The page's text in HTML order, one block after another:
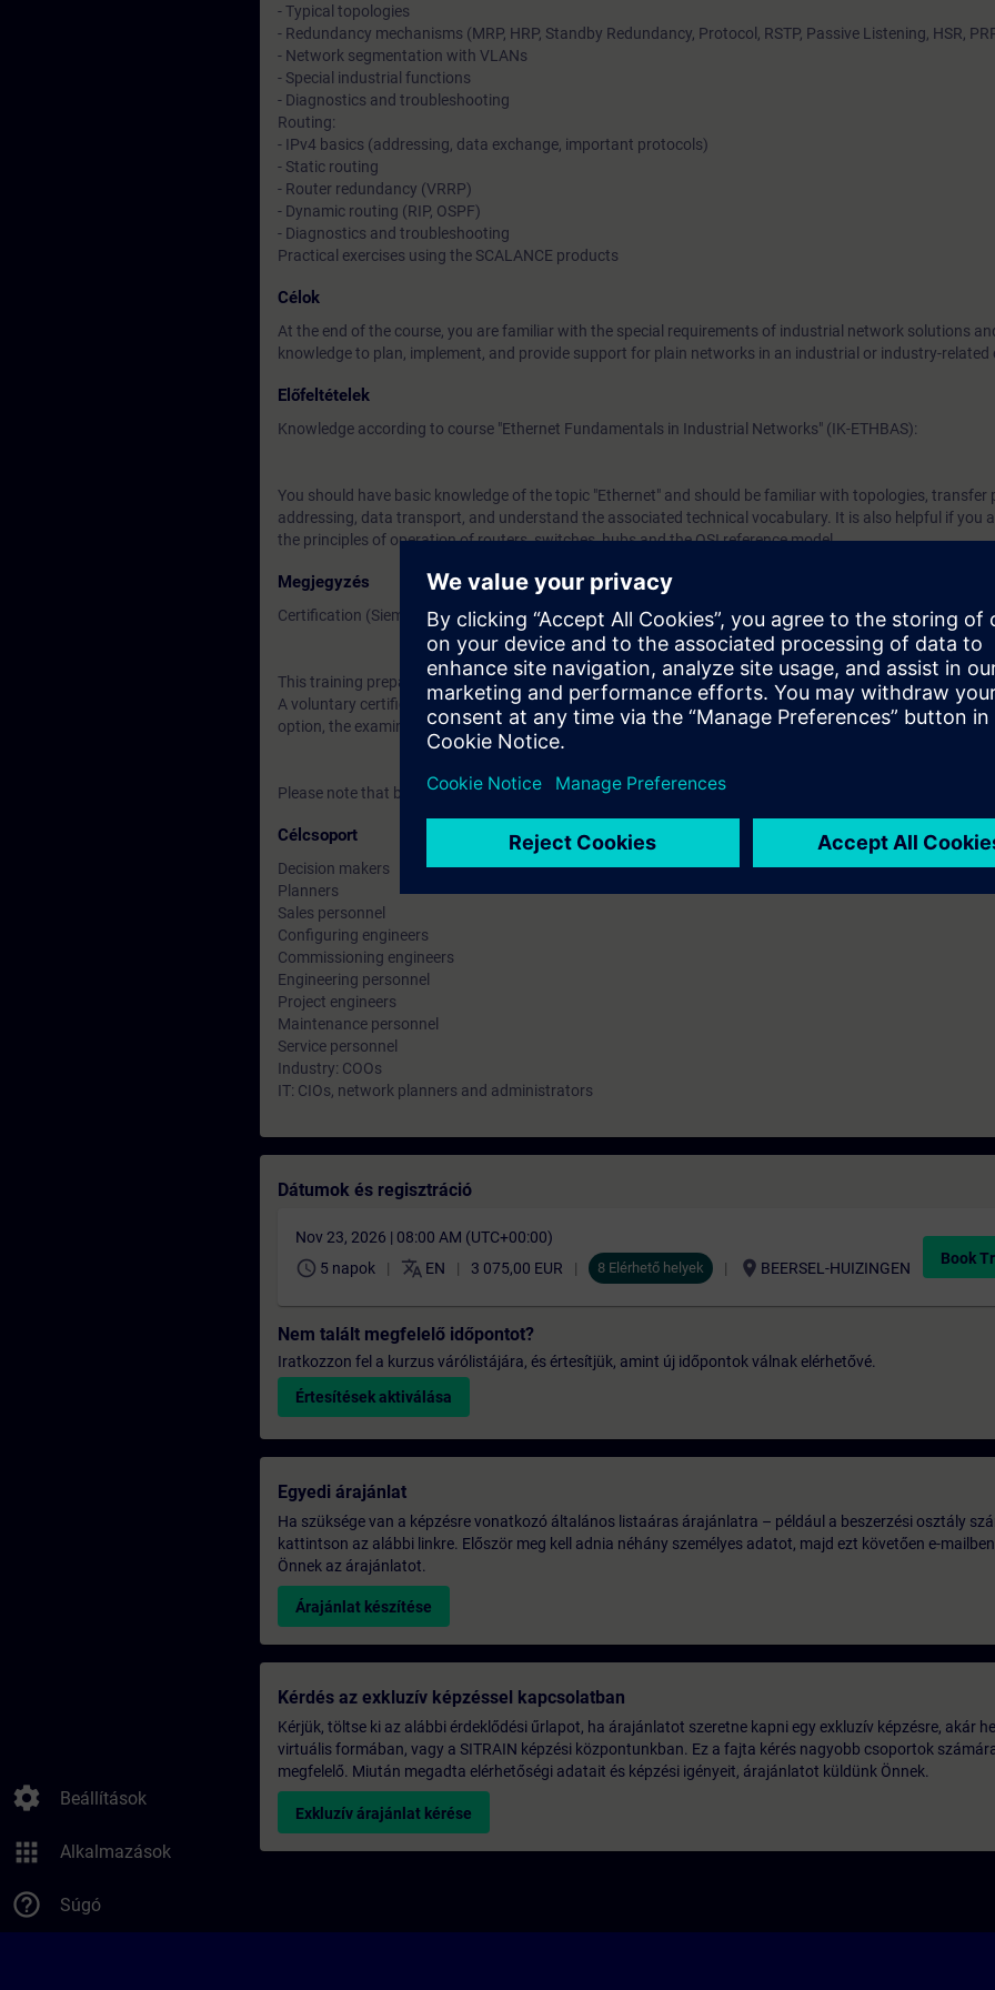
settings Beállítások
apps Alkalmazások
help_outline Súgó
their connection to company networks. You will become
special requirements of routing solutions in industry and the
exercises, diagnostics, and troubleshooting.
- Typical topologies
- Redundancy mechanisms (MRP, HRP, Standby Redundancy, Protocol, RSTP, Passive Listening, HSR,
- Network segmentation with VLANs
- Special industrial functions
- Diagnostics and troubleshooting
Routing:
- IPv4 basics (addressing, data exchange, important protocols)
- Static routing
- Router redundancy (VRRP)
- Dynamic routing (RIP, OSPF)
- Diagnostics and troubleshooting
Practical exercises using the SCALANCE products
Célok
At the end of the course, you are familiar with the special requirements of industrial network solutions
knowledge to plan, implement, and provide support for plain networks in an industrial or industry-related
Előfeltételek
Knowledge according to course "Ethernet Fundamentals in Industrial Networks" (IK-ETHBAS):
You should have basic knowledge of the topic "Ethernet" and should be familiar with topologies, transfer
addressing, data transport, and understand the associated technical vocabulary. It is also helpful if you
the principles of operation of routers, switches, hubs and the OSI reference model.
Megjegyzés
Certification (Siemens CPIN-LEVEL)
This training prepares for the certification "Siemens Certified Professional for Industrial Networks -
A voluntary certification examination which consists of two sections will take place at the end of the
option, the examination may be taken at a later time.
Please note that before the examination you have to identify yourself by showing a valid photo
Célcsoport
Decision makers
Planners
Sales personnel
Configuring engineers
Commissioning engineers
Engineering personnel
Project engineers
Maintenance personnel
Service personnel
Industry: COOs
IT: CIOs, network planners and administrators
Dátumok és regisztráció
Nov 23, 2026 | 08:00 AM (UTC+00:00)
schedule 5 napok translate EN 3 075,00 EUR 8 Elérhető helyek location_on BEERSEL-HUIZINGEN
Book
Nem talált megfelelő időpontot?
Iratkozzon fel a kurzus várólistájára, és értesítjük, amint új időpontok válnak elérhetővé.
Értesítések aktiválása
Egyedi árajánlat
Ha szüksége van a képzésre vonatkozó általános listaáras árajánlatra – például a beszerzési osztály
kattintson az alábbi linkre. Először meg kell adnia néhány személyes adatot, majd ezt követően e-
Önnek az árajánlatot.
Árajánlat készítése
Kérdés az exkluzív képzéssel kapcsolatban
Kérjük, töltse ki az alábbi érdeklődési űrlapot, ha árajánlatot szeretne kapni egy exkluzív képzésre, akár
virtuális formában, vagy a SITRAIN képzési központunkban. Ez a fajta kérés nagyobb csoportok
megfelelő. Miután megadta elérhetőségi adatait és képzési igényeit, árajánlatot küldünk Önnek.
Exkluzív árajánlat kérése